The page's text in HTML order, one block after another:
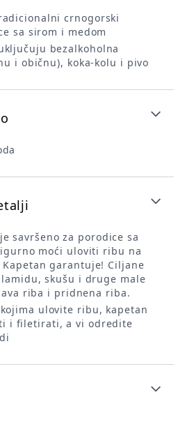
crnogorski
sa sirom i medom
bezalkoholna
i običnu), koka-kolu i pivo
savršeno za porodice sa
moći uloviti ribu na
garantuje! Ciljane
skušu i druge male
riba i pridnena riba.
ulovite ribu, kapetan
i filetirati, a vi odredite